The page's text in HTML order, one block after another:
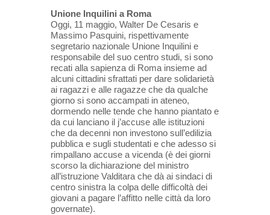
Unione Inquilini a Roma
Oggi, 11 maggio, Walter De Cesaris e
Massimo Pasquini, rispettivamente
segretario nazionale Unione Inquilini e
responsabile del suo centro studi, si sono
recati alla sapienza di Roma insieme ad
alcuni cittadini sfrattati per dare solidarietà
ai ragazzi e alle ragazze che da qualche
giorno si sono accampati in ateneo,
dormendo nelle tende che hanno piantato e
da cui lanciano il j’accuse alle istituzioni
che da decenni non investono sull’edilizia
pubblica e sugli studentati e che adesso si
rimpallano accuse a vicenda (è dei giorni
scorso la dichiarazione del ministro
all’istruzione Valditara che dà ai sindaci di
centro sinistra la colpa delle difficoltà dei
giovani a pagare l’affitto nelle città da loro
governate).